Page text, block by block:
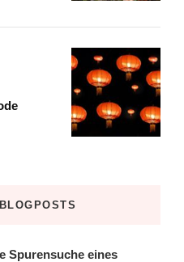
Spurensuche eines